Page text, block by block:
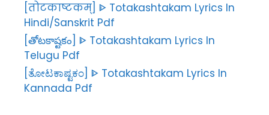
[तोटकाष्टकम्] ᐈ Totakashtakam Lyrics In
Hindi/Sanskrit Pdf
[తోటకాష్టకం] ᐈ Totakashtakam Lyrics In
Telugu Pdf
[ತೋಟಕಾಷ್ಟಕಂ] ᐈ Totakashtakam Lyrics In
Kannada Pdf